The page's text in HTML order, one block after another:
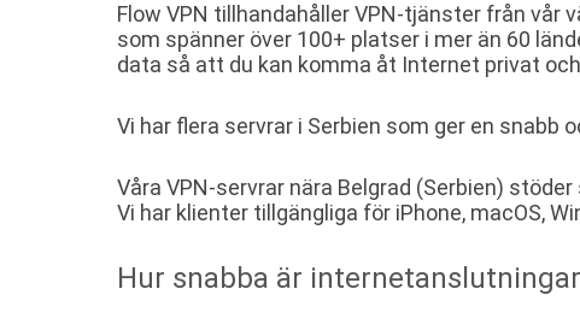
Flow VPN tillhandahåller VPN-tjänster från vår
som spänner över 100+ platser i mer än 60
data så att du kan komma åt Internet privat
Vi har flera servrar i Serbien som ger en snabb
Våra VPN-servrar nära Belgrad (Serbien) stöder
Vi har klienter tillgängliga för iPhone, macOS,
Hur snabba är